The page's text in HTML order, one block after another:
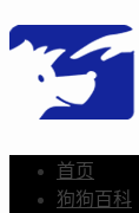
首页
狗狗百科